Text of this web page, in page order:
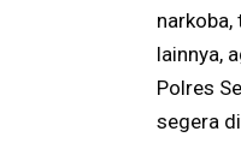
narkoba,
lainnya,
Polres
segera